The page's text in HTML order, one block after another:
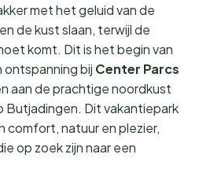
met het geluid van de
de kust slaan, terwijl de
komt. Dit is het begin van
ontspanning bij Center Parcs
aan de prachtige noordkust
Butjadingen. Dit vakantiepark
comfort, natuur en plezier,
op zoek zijn naar een